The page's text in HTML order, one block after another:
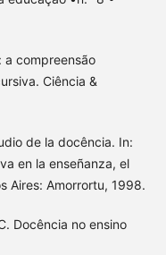
a compreensão
Ciência &
de la docência. In:
en la enseñanza, el
Aires: Amorrortu, 1998.
Docência no ensino